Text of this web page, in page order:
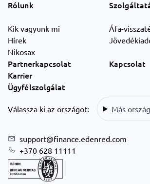
Rólunk
Kik vagyunk mi
Hírek
Nikosax
Áfa-
Partnerkapcsolat
Karrier
Kapcsolat
Ügyfélszolgálat
Válassza ki az országot: Más
support@finance.edenred.com
+370 628 11111